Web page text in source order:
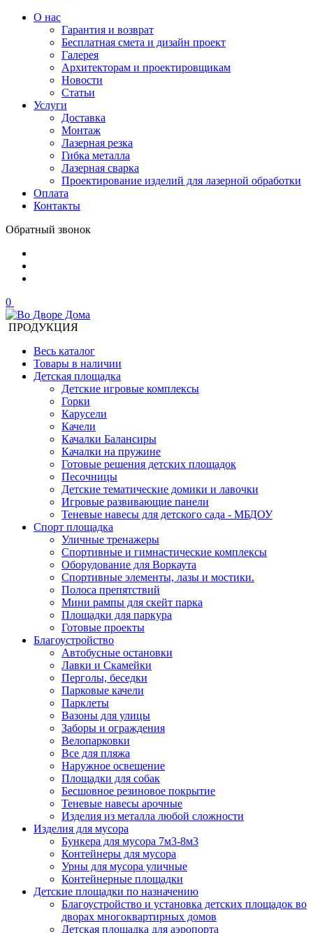
О нас
Гарантия и возврат
Бесплатная смета и дизайн проект
Галерея
Архитекторам и проектировщикам
Новости
Статьи
Услуги
Доставка
Монтаж
Лазерная резка
Гибка металла
Лазерная сварка
Проектирование изделий для лазерной обработки
Оплата
Контакты
Обратный звонок
0
ПРОДУКЦИЯ
Весь каталог
Товары в наличии
Детская площадка
Детские игровые комплексы
Горки
Карусели
Качели
Качалки Балансиры
Качалки на пружине
Готовые решения детских площадок
Песочницы
Детские тематические домики и лавочки
Игровые развивающие панели
Теневые навесы для детского сада - МБДОУ
Спорт площадка
Уличные тренажеры
Спортивные и гимнастические комплексы
Оборудование для Воркаута
Спортивные элементы, лазы и мостики.
Полоса препятствий
Мини рампы для скейт парка
Площадки для паркура
Готовые проекты
Благоустройство
Автобусные остановки
Лавки и Скамейки
Перголы, беседки
Парковые качели
Парклеты
Вазоны для улицы
Заборы и ограждения
Велопарковки
Все для пляжа
Наружное освещение
Площадки для собак
Бесшовное резиновое покрытие
Теневые навесы арочные
Изделия из металла любой сложности
Изделия для мусора
Бункера для мусора 7м3-8м3
Контейнеры для мусора
Урны для мусора уличные
Контейнерные площадки
Детские площадки по назначению
Благоустройство и установка детских площадок во
дворах многоквартирных домов
Детская площадка для аэропорта